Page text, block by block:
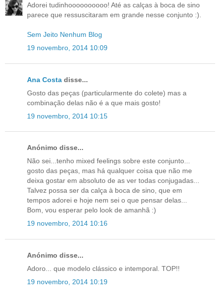
Adorei tudinhoooooooooo! Até as calças à boca de sino
parece que ressuscitaram em grande nesse conjunto :).
Sem Jeito Nenhum Blog
19 novembro, 2014 10:09
Ana Costa disse...
Gosto das peças (particularmente do colete) mas a
combinação delas não é a que mais gosto!
19 novembro, 2014 10:15
Anónimo disse...
Não sei...tenho mixed feelings sobre este conjunto...
gosto das peças, mas há qualquer coisa que não me
deixa gostar em absoluto de as ver todas conjugadas...
Talvez possa ser da calça à boca de sino, que em
tempos adorei e hoje nem sei o que pensar delas...
Bom, vou esperar pelo look de amanhã :)
19 novembro, 2014 10:16
Anónimo disse...
Adoro... que modelo clássico e intemporal. TOP!!
19 novembro, 2014 10:19